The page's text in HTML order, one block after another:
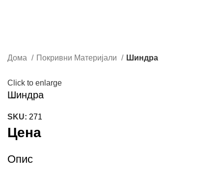
Дома Покривни Материјали Шиндра
Click to enlarge
Шиндра
SKU: 271
Цена
Опис